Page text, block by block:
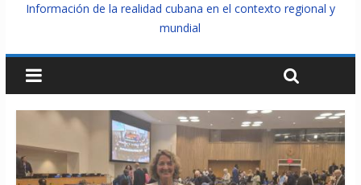
Información de la realidad cubana en el contexto regional y
mundial